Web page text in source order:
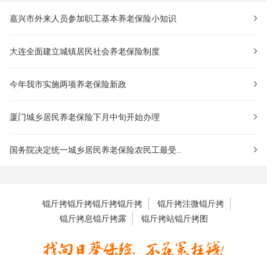
嘉兴市外来人员参加职工基本养老保险小知识
大连全面建立城镇居民社会养老保险制度
今年我市实施两项养老保险新政
厦门城乡居民养老保险下月中旬开始办理
国务院决定统一城乡居民养老保险农民工最受..
锟斤拷锟斤拷锟斤拷锟斤拷
锟斤拷注微锟斤拷
锟斤拷息锟斤拷露
锟斤拷站锟斤拷图